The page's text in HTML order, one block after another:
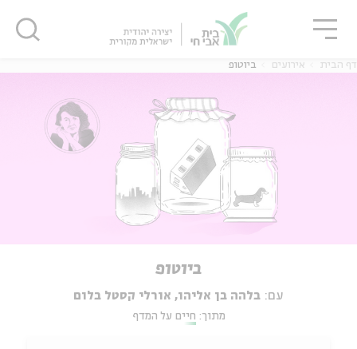
דף הבית אירועים ביוטופ
ביוטופ
עם: בלהה בן אליהו, אורלי קסטל בלום
מתוך: חיים על המדף
סגור